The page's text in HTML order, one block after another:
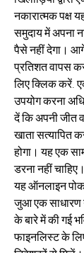
नकारात्मक पक्ष
समुदाय में अपना
पैसे नहीं देगा।
प्रतिशत वापस
लिए क्लिक करें.
उपयोग करना
दें कि अपनी
खाता सत्यापित
होगा। यह एक
डरना नहीं चाहिए।
यह ऑनलाइन
जुआ एक साधारण
के बारे में की गई
फाइनलिस्ट के